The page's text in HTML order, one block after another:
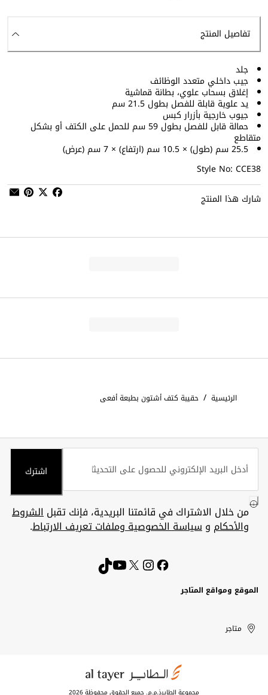
تفاصيل المنتج
جلد
جيب داخلي متعدد الوظائف
إغلاق بسحاب علوي، بطانة قماشية
يد علوية قابلة للفصل بطول 21.5 سم
جيوب خارجية بأزرار كبس
حمالة قابل للفصل بطول 59 سم للحمل على الكتف أو بشكل
متقاطع
25.5 سم (طول) × 10.5 سم (ارتفاع) × 7 سم (عرض)
Style No: CCE38
شارك هذا المنتج
الرئيسية / حقيبة كتف أشتون بطبعة أفعى
اشترك
من خلال الاشتراك في قائمتنا البريدية، فإنك تقبلالشروط
والأحكام وسياسة الخصوصية وملفات تعريف الارتباط.
الموقع ومواقع المتاجر
United
Arab
Kuwait
الإمارات
العربية
الكويت
متاجر
مجموعة الطايرذ.م.م. جميع الحقوق محفوظة 2026